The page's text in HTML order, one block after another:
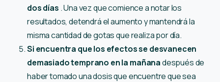
dos días . Una vez que comience a notar los
resultados, detendrá el aumento y mantendrá la
misma cantidad de gotas que realiza por día.
Si encuentra que los efectos se desvanecen
demasiado temprano en la mañanadespués de
haber tomado una dosis que encuentre que sea